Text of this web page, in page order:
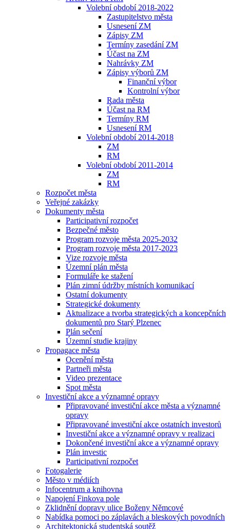
Volební období 2018-2022
Zastupitelstvo města
Usnesení ZM
Zápisy ZM
Termíny zasedání ZM
Účast na ZM
Nahrávky ZM
Zápisy výborů ZM
Finanční výbor
Kontrolní výbor
Rada města
Účast na RM
Termíny RM
Usnesení RM
Volební období 2014-2018
ZM
RM
Volební období 2011-2014
ZM
RM
Rozpočet města
Veřejné zakázky
Dokumenty města
Participativní rozpočet
Bezpečné město
Program rozvoje města 2025-2032
Program rozvoje města 2017-2023
Vize rozvoje města
Územní plán města
Formuláře ke stažení
Plán zimní údržby místních komunikací
Ostatní dokumenty
Strategické dokumenty
Aktualizace a tvorba strategických a koncepčních
dokumentů pro Starý Plzenec
Plán sečení
Územní studie krajiny
Propagace města
Ocenění města
Partneři města
Video prezentace
Spot města
Investiční akce a významné opravy
Připravované investiční akce města a významné
opravy
Připravované investiční akce ostatních investorů
Investiční akce a významné opravy v realizaci
Dokončené investiční akce a významné opravy
Plán investic
Participativní rozpočet
Fotogalerie
Město v médiích
Infocentrum a knihovna
Napojení Finkova pole
Zklidnění dopravy ulice Boženy Němcové
Nabídka pomoci po záplavách a bleskových povodních
Architektonická studentská soutěž